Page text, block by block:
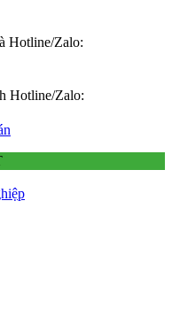
Hotline/Zalo:
Hotline/Zalo: